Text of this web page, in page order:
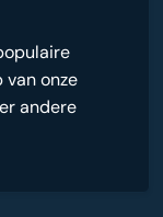
onze
andere